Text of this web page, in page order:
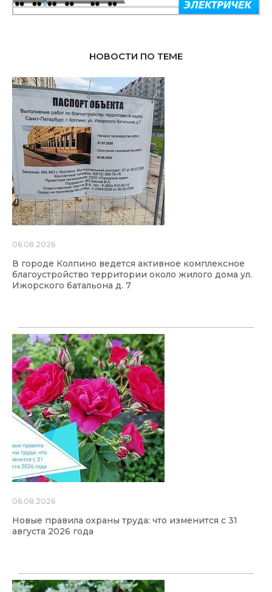
НОВОСТИ ПО ТЕМЕ
06.08.2026
В городе Колпино ведется активное комплексное
благоустройство территории около жилого дома ул.
Ижорского батальона д. 7
06.08.2026
Новые правила охраны труда: что изменится с 31
августа 2026 года